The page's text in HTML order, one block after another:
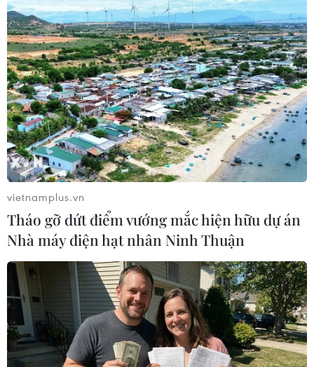
Thông báo thu hồi đất phục vụ Dự án
Đường nối vào Cao tốc Biên Hòa-Vũng
Tàu
21/02/2024 12:52
Hội đồng Nhân dân tỉnh Bà Rịa-Vũng Tàu đã phê duyệt
chủ trương đầu tư hai tuyến đường giao thông nối vào
Cao tốc Biên Hòa-Vũng Tàu với tổng mức đầu tư gần
12.000 tỷ đồng, triển khai từ 2023-2027.
vietnamplus.vn
Tháo gỡ dứt điểm vướng mắc hiện hữu dự án
Nhà máy điện hạt nhân Ninh Thuận